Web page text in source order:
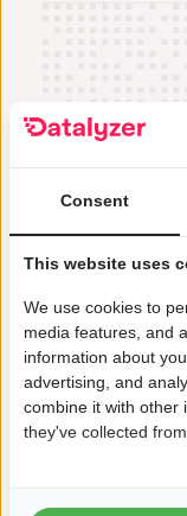
computador
combinação
A Datalyzer
gerência em
nosso
central ou em
Entre em
Consent
This website uses
We use cookies to
media features, and
information about
advertising, and
combine it with other
they've collected